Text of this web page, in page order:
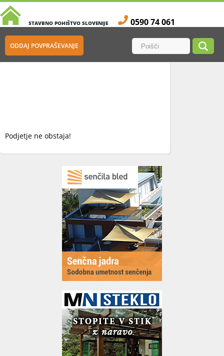
STAVBNO POHIŠTVO SLOVENIJE 0590 74 061
ODDAJ POVPRAŠEVANJE
Podjetje ne obstaja!